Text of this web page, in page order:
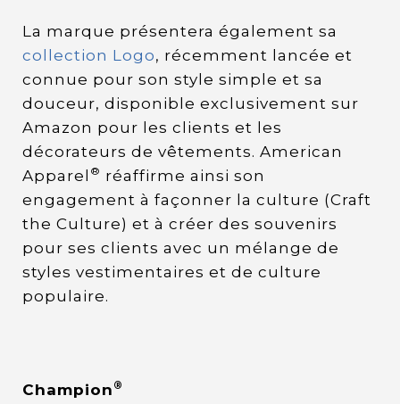
La marque présentera également sa
collection Logo, récemment lancée et
connue pour son style simple et sa
douceur, disponible exclusivement sur
Amazon pour les clients et les
décorateurs de vêtements. American
Apparel ® réaffirme ainsi son
engagement à façonner la culture (Craft
the Culture) et à créer des souvenirs
pour ses clients avec un mélange de
styles vestimentaires et de culture
populaire.
Champion ®